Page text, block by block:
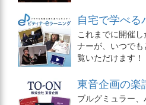
自宅で学べる
これまでに開催
ナーが、いつで
覧いただけます！
東音企画の楽
ブルグミュラー、